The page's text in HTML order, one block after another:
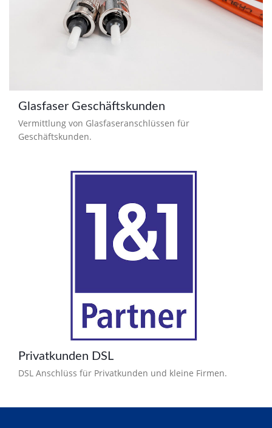
Glasfaser Geschäftskunden
Vermittlung von Glasfaseranschlüssen für
Geschäftskunden.
Privatkunden DSL
DSL Anschlüss für Privatkunden und kleine Firmen.